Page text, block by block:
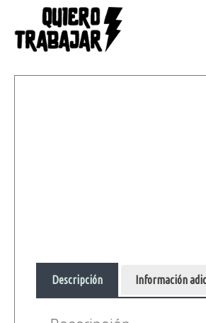
Descripción Información